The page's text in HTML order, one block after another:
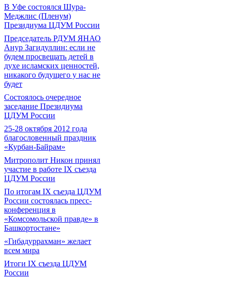
В Уфе состоялся Шура-
Меджлис (Пленум)
Президиума ЦДУМ России
Председатель РДУМ ЯНАО
Анур Загидуллин: если не
будем просвещать детей в
духе исламских ценностей,
никакого будущего у нас не
будет
Состоялось очередное
заседание Президиума
ЦДУМ России
25-28 октября 2012 года
благословенный праздник
«Курбан-Байрам»
Митрополит Никон принял
участие в работе IX съезда
ЦДУМ России
По итогам IX съезда ЦДУМ
России состоялась пресс-
конференция в
«Комсомольской правде» в
Башкортостане»
«Гибадуррахман» желает
всем мира
Итоги IX cъезда ЦДУМ
России